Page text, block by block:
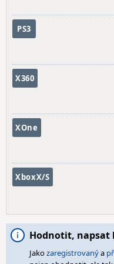
PS3
X360
XOne
XboxX/S
Hodnotit,
Jakozaregistrovanýa